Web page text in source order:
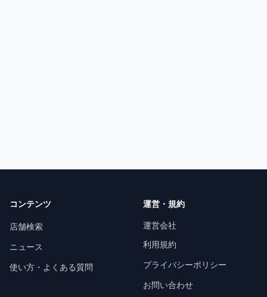
コンテンツ
店舗検索
ニュース
使い方・よくある質問
運営・規約
運営会社
利用規約
プライバシーポリシー
お問い合わせ